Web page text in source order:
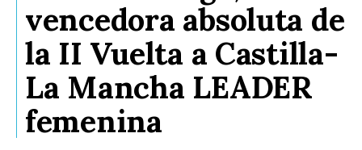
vencedora absoluta de
la II Vuelta a Castilla-
La Mancha LEADER
femenina